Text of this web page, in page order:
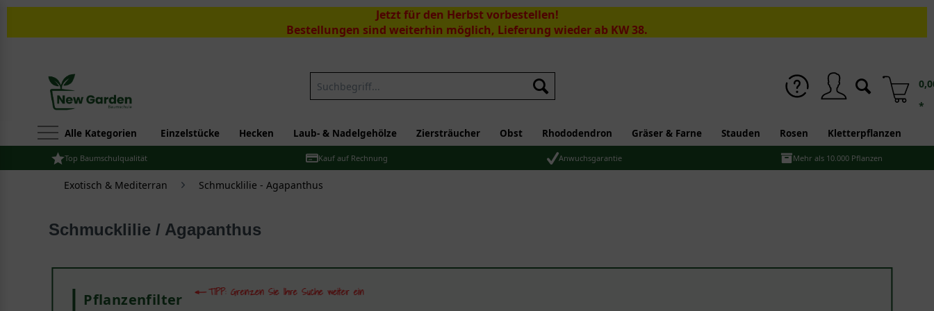
Jetzt für den Herbst vorbestellen!
Bestellungen sind weiterhin möglich, Lieferung wieder ab KW 38.
Suchen
*
Alle Kategorien Einzelstücke Hecken Laub- & Nadelgehölze Ziersträucher Obst Rhododendron Gräser & Farne Stauden Rosen Kletterpflanzen
Top Baumschulqualität Kauf auf Rechnung Anwuchsgarantie Mehr als 10.000 Pflanzen
Exotisch & Mediterran Schmucklilie - Agapanthus
Schmucklilie / Agapanthus
Pflanzenfilter